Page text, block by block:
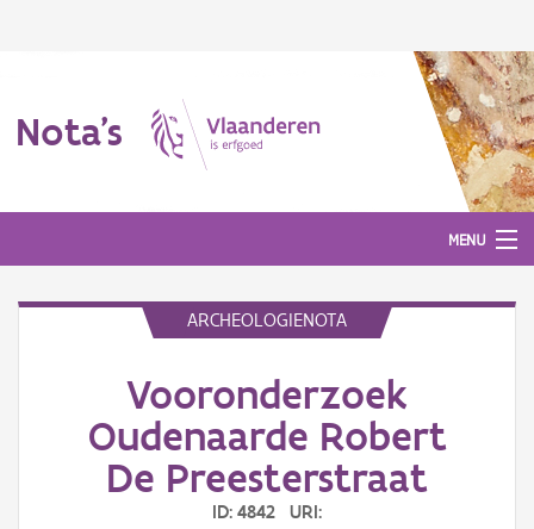
Nota's
MENU
ARCHEOLOGIENOTA
Vooronderzoek
Oudenaarde Robert
De Preesterstraat
ID: 4842 URI: